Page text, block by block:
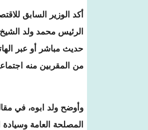
أكد الوزير السابق
الرئيس محمد ولد
حديث مباشر أو عبر
من المقربين منه
وأوضح ولد ابوه، في
المصلحة العامة